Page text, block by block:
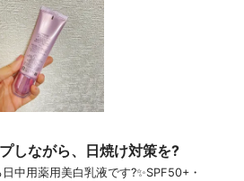
しながら、日焼け対策を?
中用薬用美白乳液です?✨SPF50+・